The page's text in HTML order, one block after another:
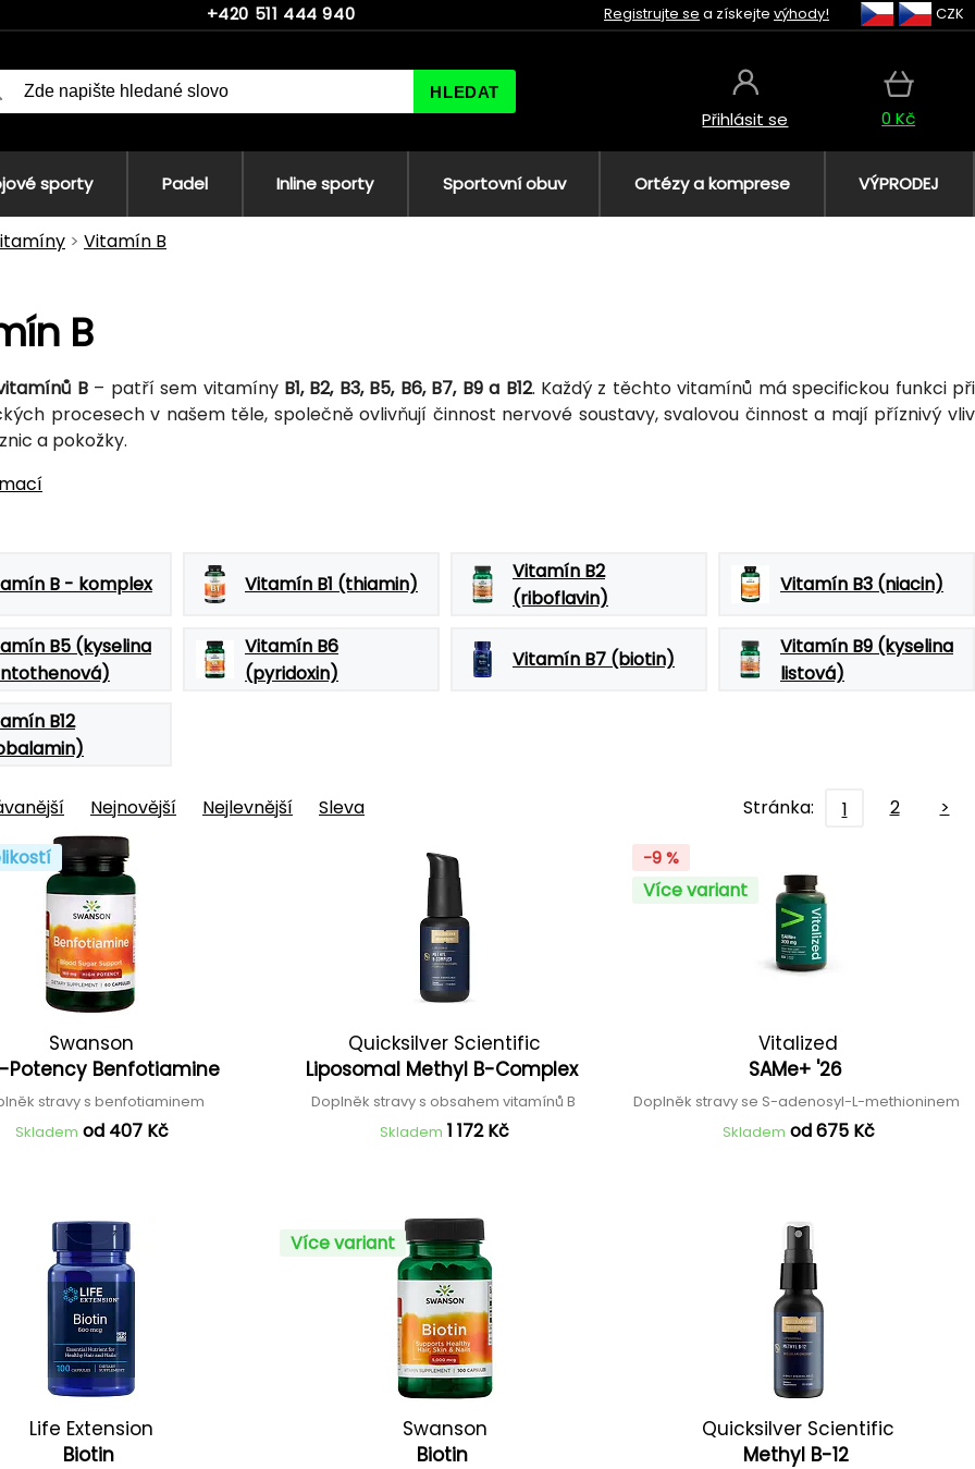
+420 511 444 940 Registrujte se a získejte výhody! CZK
HLEDAT
Přihlásit se 0 Kč
sporty Padel Inline sporty Sportovní obuv Ortézy a komprese VÝPRODEJ
Vitamín B
B
B– patří sem vitamíny B1, B2, B3, B5, B6, B7, B9 a B12. Každý z těchto vitamínů má specifickou funkci při
procesech v našem těle, společně ovlivňují činnost nervové soustavy, svalovou činnost a mají příznivý vliv
a pokožky.
B - komplex Vitamín B1 (thiamin)
Vitamín B2
(riboflavin)
Vitamín B3 (niacin)
B5 (kyselina
Vitamín B6
(pyridoxin)
Vitamín B7 (biotin)
Vitamín B9 (kyselina
listová)
B12
Nejnovější Nejlevnější Sleva Stránka: 1 2
>
Swanson
Potency Benfotiamine
stravy s benfotiaminem
Skladem od 407 Kč
Quicksilver Scientific
Liposomal Methyl B-Complex
Doplněk stravy s obsahem vitamínů B
Skladem 1 172 Kč
-9 %
Více variant
Vitalized
SAMe+ '26
Doplněk stravy se S-adenosyl-L-methioninem
Skladem od 675 Kč
Life Extension
Biotin
Více variant
Swanson
Biotin
Quicksilver Scientific
Methyl B-12